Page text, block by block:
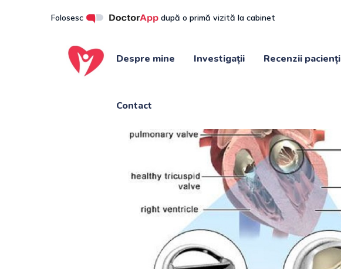
Folosesc după o primă vizită la cabinet
Despre mine Investigații Recenzii pacienți
Contact